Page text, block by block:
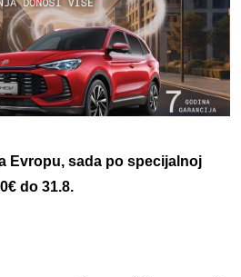
Evropu, sada po specijalnoj
do 31.8.